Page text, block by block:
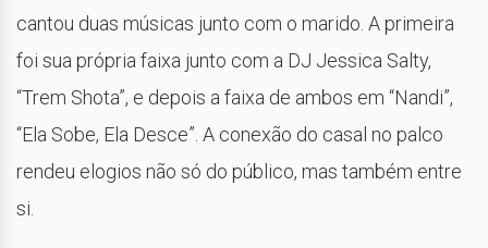
cantou duas músicas junto com o marido. A primeira
foi sua própria faixa junto com a DJ Jessica Salty,
“Trem Shota”, e depois a faixa de ambos em “Nandi”,
“Ela Sobe, Ela Desce”. A conexão do casal no palco
rendeu elogios não só do público, mas também entre
si.